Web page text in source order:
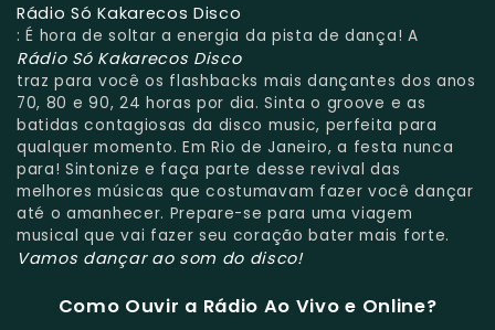
Rádio Só Kakarecos Disco
: É hora de soltar a energia da pista de dança! A
Rádio Só Kakarecos Disco
traz para você os flashbacks mais dançantes dos anos
70, 80 e 90, 24 horas por dia. Sinta o groove e as
batidas contagiosas da disco music, perfeita para
qualquer momento. Em Rio de Janeiro, a festa nunca
para! Sintonize e faça parte desse revival das
melhores músicas que costumavam fazer você dançar
até o amanhecer. Prepare-se para uma viagem
musical que vai fazer seu coração bater mais forte.
Vamos dançar ao som do disco!
Como Ouvir a Rádio Ao Vivo e Online?